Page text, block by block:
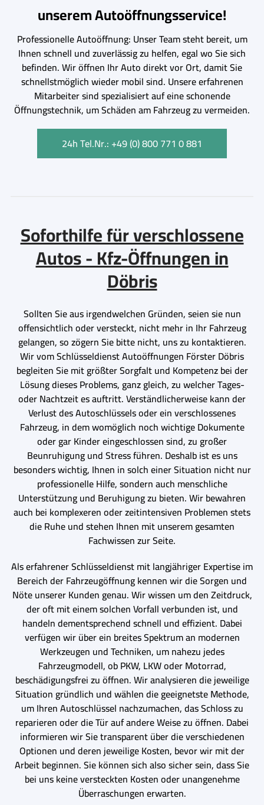
unserem Autoöffnungsservice!
Professionelle Autoöffnung: Unser Team steht bereit, um
Ihnen schnell und zuverlässig zu helfen, egal wo Sie sich
befinden. Wir öffnen Ihr Auto direkt vor Ort, damit Sie
schnellstmöglich wieder mobil sind. Unsere erfahrenen
Mitarbeiter sind spezialisiert auf eine schonende
Öffnungstechnik, um Schäden am Fahrzeug zu vermeiden.
24h Tel.Nr.: +49 (0) 800 771 0 881
Soforthilfe für verschlossene
Autos - Kfz-Öffnungen in
Döbris
Sollten Sie aus irgendwelchen Gründen, seien sie nun
offensichtlich oder versteckt, nicht mehr in Ihr Fahrzeug
gelangen, so zögern Sie bitte nicht, uns zu kontaktieren.
Wir vom Schlüsseldienst Autoöffnungen Förster Döbris
begleiten Sie mit größter Sorgfalt und Kompetenz bei der
Lösung dieses Problems, ganz gleich, zu welcher Tages-
oder Nachtzeit es auftritt. Verständlicherweise kann der
Verlust des Autoschlüssels oder ein verschlossenes
Fahrzeug, in dem womöglich noch wichtige Dokumente
oder gar Kinder eingeschlossen sind, zu großer
Beunruhigung und Stress führen. Deshalb ist es uns
besonders wichtig, Ihnen in solch einer Situation nicht nur
professionelle Hilfe, sondern auch menschliche
Unterstützung und Beruhigung zu bieten. Wir bewahren
auch bei komplexeren oder zeitintensiven Problemen stets
die Ruhe und stehen Ihnen mit unserem gesamten
Fachwissen zur Seite.
Als erfahrener Schlüsseldienst mit langjähriger Expertise im
Bereich der Fahrzeugöffnung kennen wir die Sorgen und
Nöte unserer Kunden genau. Wir wissen um den Zeitdruck,
der oft mit einem solchen Vorfall verbunden ist, und
handeln dementsprechend schnell und effizient. Dabei
verfügen wir über ein breites Spektrum an modernen
Werkzeugen und Techniken, um nahezu jedes
Fahrzeugmodell, ob PKW, LKW oder Motorrad,
beschädigungsfrei zu öffnen. Wir analysieren die jeweilige
Situation gründlich und wählen die geeignetste Methode,
um Ihren Autoschlüssel nachzumachen, das Schloss zu
reparieren oder die Tür auf andere Weise zu öffnen. Dabei
informieren wir Sie transparent über die verschiedenen
Optionen und deren jeweilige Kosten, bevor wir mit der
Arbeit beginnen. Sie können sich also sicher sein, dass Sie
bei uns keine versteckten Kosten oder unangenehme
Überraschungen erwarten.